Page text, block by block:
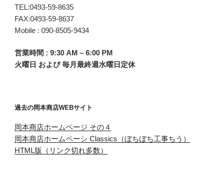
TEL:0493-59-8635
FAX:0493-59-8637
Mobile : 090-8505-9434
営業時間 : 9:30 AM – 6:00 PM
火曜日 および 毎月最終週水曜日定休
過去の岡本商店WEBサイト
岡本商店ホームページ その４
岡本商店ホームペーシ Classics（ぼちぼち工事ちう）
HTML版（リンク切れ多数）